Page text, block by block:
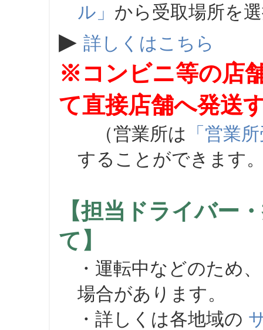
ル」 から受取場所を
▶ 詳しくはこちら
※コンビニ等の店
て直接店舗へ発送
（営業所は 「営業
することができます
【担当ドライバー
て】
・運転中などのため
場合があります。
・詳しくは各地域の